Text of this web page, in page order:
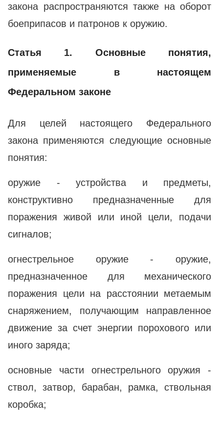
закона распространяются также на оборот
боеприпасов и патронов к оружию.
Статья 1. Основные понятия,
применяемые в настоящем
Федеральном законе
Для целей настоящего Федерального
закона применяются следующие основные
понятия:
оружие - устройства и предметы,
конструктивно предназначенные для
поражения живой или иной цели, подачи
сигналов;
огнестрельное оружие - оружие,
предназначенное для механического
поражения цели на расстоянии метаемым
снаряжением, получающим направленное
движение за счет энергии порохового или
иного заряда;
основные части огнестрельного оружия -
ствол, затвор, барабан, рамка, ствольная
коробка;